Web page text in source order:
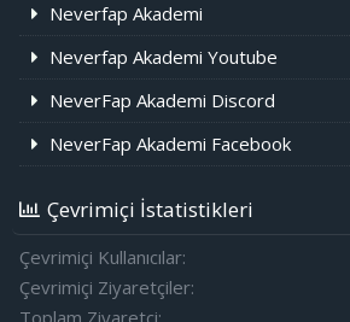
Neverfap Akademi
Neverfap Akademi Youtube
NeverFap Akademi Discord
NeverFap Akademi Facebook
Çevrimiçi İstatistikleri
Çevrimiçi Kullanıcılar
Çevrimiçi Ziyaretçiler
Toplam Ziyaretçi